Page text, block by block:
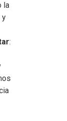
la
y
: